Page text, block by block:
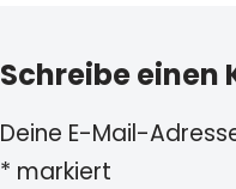
Schreibe einen
Deine E-Mail-
* markiert